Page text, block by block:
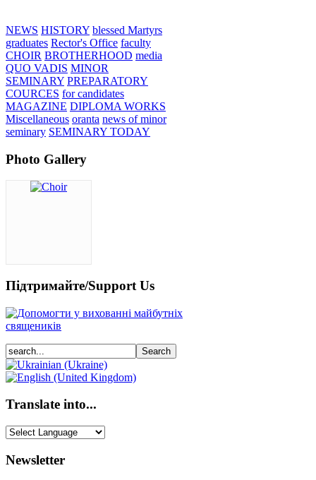
NEWS HISTORY blessed Martyrs
graduates Rector's Office faculty
CHOIR BROTHERHOOD media
QUO VADIS MINOR
SEMINARY PREPARATORY
COURCES for candidates
MAGAZINE DIPLOMA WORKS
Miscellaneous oranta news of minor
seminary SEMINARY TODAY
Photo Gallery
Підтримайте/Support Us
Translate into...
Newsletter